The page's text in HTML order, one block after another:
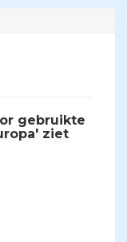
gebruikte
ziet